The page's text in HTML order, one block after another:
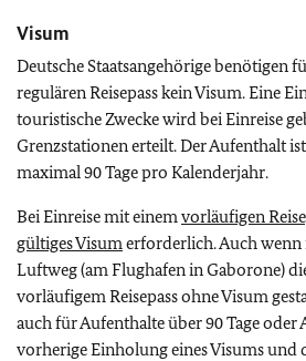
Visum
Deutsche Staatsangehörige benötigen
regulären Reisepass kein Visum. Eine
touristische Zwecke wird bei Einreise
Grenzstationen erteilt. Der Aufenthalt
maximal 90 Tage pro Kalenderjahr.
Bei Einreise mit einemvorläufigen
gültiges Visumerforderlich. Auch
Luftweg (am Flughafen in Gaborone)
vorläufigem Reisepass ohne Visum
auch für Aufenthalte über 90 Tage oder
vorherige Einholung eines Visums und